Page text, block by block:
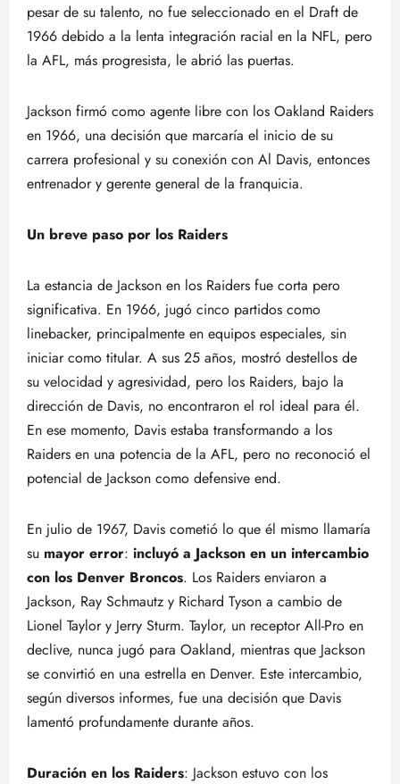
pesar de su talento, no fue seleccionado en el Draft de
1966 debido a la lenta integración racial en la NFL, pero
la AFL, más progresista, le abrió las puertas.
Jackson firmó como agente libre con los Oakland Raiders
en 1966, una decisión que marcaría el inicio de su
carrera profesional y su conexión con Al Davis, entonces
entrenador y gerente general de la franquicia.
Un breve paso por los Raiders
La estancia de Jackson en los Raiders fue corta pero
significativa. En 1966, jugó cinco partidos como
linebacker, principalmente en equipos especiales, sin
iniciar como titular. A sus 25 años, mostró destellos de
su velocidad y agresividad, pero los Raiders, bajo la
dirección de Davis, no encontraron el rol ideal para él.
En ese momento, Davis estaba transformando a los
Raiders en una potencia de la AFL, pero no reconoció el
potencial de Jackson como defensive end.
En julio de 1967, Davis cometió lo que él mismo llamaría
su mayor error: incluyó a Jackson en un intercambio
con los Denver Broncos. Los Raiders enviaron a
Jackson, Ray Schmautz y Richard Tyson a cambio de
Lionel Taylor y Jerry Sturm. Taylor, un receptor All-Pro en
declive, nunca jugó para Oakland, mientras que Jackson
se convirtió en una estrella en Denver. Este intercambio,
según diversos informes, fue una decisión que Davis
lamentó profundamente durante años.
Duración en los Raiders: Jackson estuvo con los